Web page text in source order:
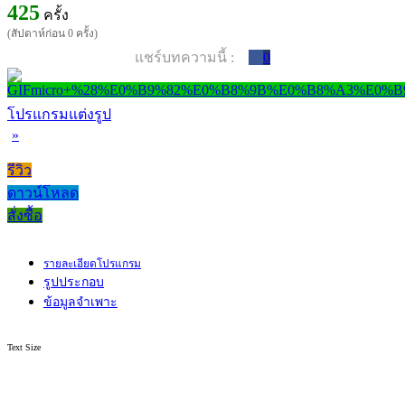
425 ครั้ง
(สัปดาห์ก่อน 0 ครั้ง)
แชร์บทความนี้ : 0
โปรแกรมแต่งรูป
»
รีวิว
ดาวน์โหลด
สั่งซื้อ
รายละเอียดโปรแกรม
รูปประกอบ
ข้อมูลจำเพาะ
Text Size